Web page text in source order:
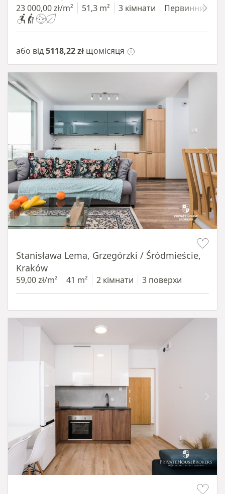
23 000,00 zł/m² 51,3 m² 3 кімнати Первинний
або від5118,22 zł щомісяця
Stanisława Lema, Grzegórzki / Śródmieście,
Kraków
59,00 zł/m² 41 m² 2 кімнати 3 поверхи